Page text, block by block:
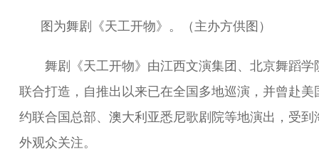
图为舞剧《天工开物》。（主办方供图）
舞剧《天工开物》由江西文演集团、北京舞蹈学
联合打造，自推出以来已在全国多地巡演，并曾赴美
约联合国总部、澳大利亚悉尼歌剧院等地演出，受到
外观众关注。